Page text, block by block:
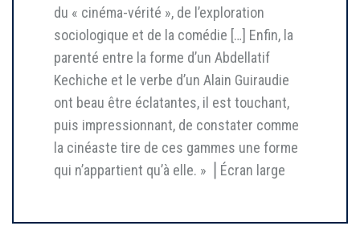
du « cinéma-vérité », de l’exploration
sociologique et de la comédie […] Enfin, la
parenté entre la forme d’un Abdellatif
Kechiche et le verbe d’un Alain Guiraudie
ont beau être éclatantes, il est touchant,
puis impressionnant, de constater comme
la cinéaste tire de ces gammes une forme
qui n’appartient qu’à elle. » ⎥ Écran large